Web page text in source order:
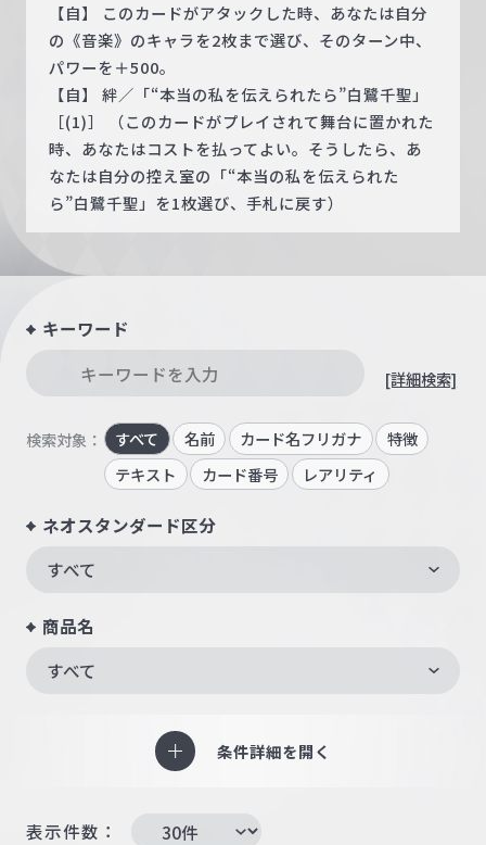
【自】 このカードがアタックした時、あなたは自分
の《音楽》のキャラを2枚まで選び、そのターン中、
パワーを＋500。
【自】 絆／「“本当の私を伝えられたら”白鷺千聖」
［(1)］ （このカードがプレイされて舞台に置かれた
時、あなたはコストを払ってよい。そうしたら、あ
なたは自分の控え室の「“本当の私を伝えられた
ら”白鷺千聖」を1枚選び、手札に戻す）
キーワード
[詳細検索]
検索対象： すべて 名前 カード名フリガナ
特徴
テキスト
カード番号 レアリティ
ネオスタンダード区分
すべて
商品名
すべて
条件詳細を開く
表示件数：